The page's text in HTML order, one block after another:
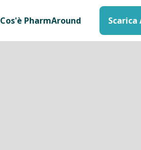
Cos'è PharmAround Scarica